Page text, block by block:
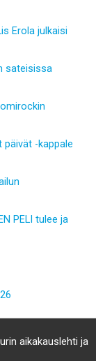
Erola julkaisi
sateisissa
päivät -kappale
PELI tulee ja
aikakauslehti ja